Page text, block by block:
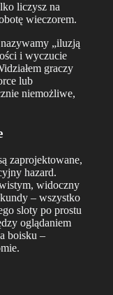
liczysz na
wieczorem.
„iluzją
i wyczucie
graczy
lub
niemożliwe,
zaprojektowane,
hazard.
widoczny
– wszystko
sloty po prostu
oglądaniem
boisku –